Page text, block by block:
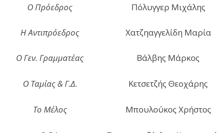
Ο Πρόεδρος Πόλυγγερ Μιχάλης
Η Αντιπρόεδρος Χατζηαγγελίδη Μαρία
Ο Γεν. Γραμματέας Βάλβης Μάρκος
Ο Ταμίας & Γ.Δ. Κετσετζής Θεοχάρης
Το Μέλος Μπουλούκος Χρήστος